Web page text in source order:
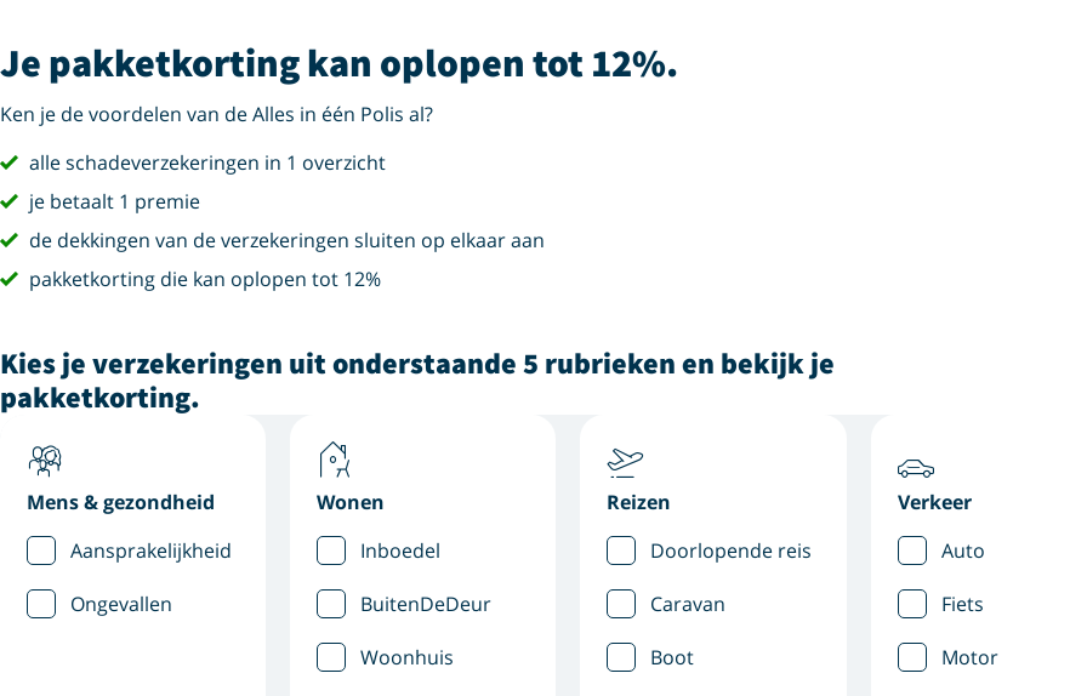
Je pakketkorting kan oplopen tot 12%.
Ken je de voordelen van de Alles in één Polis al?
vink
alle schadeverzekeringen in 1 overzicht
vink
je betaalt 1 premie
vink
de dekkingen van de verzekeringen sluiten op elkaar aan
vink
pakketkorting die kan oplopen tot 12%
Kies je verzekeringen uit onderstaande 5 rubrieken en bekijk je
pakketkorting.
Mens & gezondheid
Aansprakelijkheid
Ongevallen
Wonen
Inboedel
BuitenDeDeur
Woonhuis
Reizen
Doorlopende reis
Caravan
Boot
Verkeer
Auto
Fiets
Motor